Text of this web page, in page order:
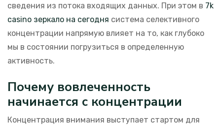
сведения из потока входящих данных. При этом в 7k
casino зеркало на сегодня система селективного
концентрации напрямую влияет на то, как глубоко
мы в состоянии погрузиться в определенную
активность.
Почему вовлеченность
начинается с концентрации
Концентрация внимания выступает стартом для